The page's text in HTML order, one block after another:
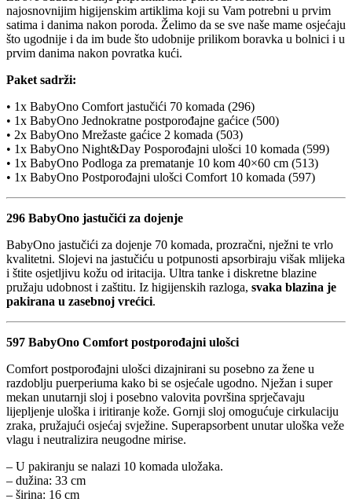
najosnovnijim higijenskim artiklima koji su Vam potrebni u prvim
satima i danima nakon poroda. Želimo da se sve naše mame osjećaju
što ugodnije i da im bude što udobnije prilikom boravka u bolnici i u
prvim danima nakon povratka kući.
Paket sadrži:
• 1x BabyOno Comfort jastučići 70 komada (296)
• 1x BabyOno Jednokratne postporođajne gaćice (500)
• 2x BabyOno Mrežaste gaćice 2 komada (503)
• 1x BabyOno Night&Day Posporođajni ulošci 10 komada (599)
• 1x BabyOno Podloga za prematanje 10 kom 40×60 cm (513)
• 1x BabyOno Postporođajni ulošci Comfort 10 komada (597)
296 BabyOno jastučići za dojenje
BabyOno jastučići za dojenje 70 komada, prozračni, nježni te vrlo
kvalitetni. Slojevi na jastučiću u potpunosti apsorbiraju višak mlijeka
i štite osjetljivu kožu od iritacija. Ultra tanke i diskretne blazine
pružaju udobnost i zaštitu. Iz higijenskih razloga, svaka blazina je
pakirana u zasebnoj vrećici.
597 BabyOno Comfort postporođajni ulošci
Comfort postporođajni ulošci dizajnirani su posebno za žene u
razdoblju puerperiuma kako bi se osjećale ugodno. Nježan i super
mekan unutarnji sloj i posebno valovita površina sprječavaju
lijepljenje uloška i iritiranje kože. Gornji sloj omogućuje cirkulaciju
zraka, pružajući osjećaj svježine. Superapsorbent unutar uloška veže
vlagu i neutralizira neugodne mirise.
– U pakiranju se nalazi 10 komada uložaka.
– dužina: 33 cm
– širina: 16 cm